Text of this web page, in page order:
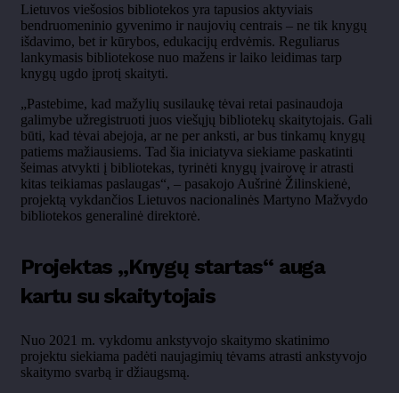
Lietuvos viešosios bibliotekos yra tapusios aktyviais
bendruomeninio gyvenimo ir naujovių centrais – ne tik knygų
išdavimo, bet ir kūrybos, edukacijų erdvėmis. Reguliarus
lankymasis bibliotekose nuo mažens ir laiko leidimas tarp
knygų ugdo įprotį skaityti.
„Pastebime, kad mažylių susilaukę tėvai retai pasinaudoja
galimybe užregistruoti juos viešųjų bibliotekų skaitytojais. Gali
būti, kad tėvai abejoja, ar ne per anksti, ar bus tinkamų knygų
patiems mažiausiems. Tad šia iniciatyva siekiame paskatinti
šeimas atvykti į bibliotekas, tyrinėti knygų įvairovę ir atrasti
kitas teikiamas paslaugas“, – pasakojo Aušrinė Žilinskienė,
projektą vykdančios Lietuvos nacionalinės Martyno Mažvydo
bibliotekos generalinė direktorė.
Projektas „Knygų startas“ auga
kartu su skaitytojais
Nuo 2021 m. vykdomu ankstyvojo skaitymo skatinimo
projektu siekiama padėti naujagimių tėvams atrasti ankstyvojo
skaitymo svarbą ir džiaugsmą.